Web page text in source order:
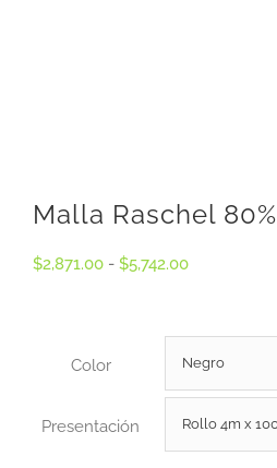
Malla Raschel 80%
$2,871.00 - $5,742.00Rango
precios:
desde
hasta
Color
Presentación